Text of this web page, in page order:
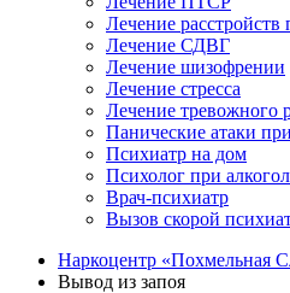
Лечение
Лечение СДВГ
Лечение шизофрении
Лечение стресса
Лечение тревожного
Панические атаки
Психиатр на дом
Психолог при
Врач-психиатр
Вызов скорой
Наркоцентр «Похмельная
Вывод из запоя